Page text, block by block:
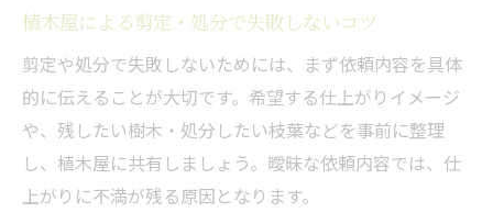
植木屋による剪定・処分で失敗しないコツ
剪定や処分で失敗しないためには、まず依頼内容を具体
的に伝えることが大切です。希望する仕上がりイメージ
や、残したい樹木・処分したい枝葉などを事前に整理
し、植木屋に共有しましょう。曖昧な依頼内容では、仕
上がりに不満が残る原因となります。